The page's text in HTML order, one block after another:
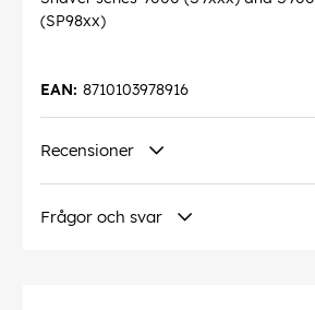
(SP98xx)
8710103978916
EAN:
Recensioner
Frågor och svar